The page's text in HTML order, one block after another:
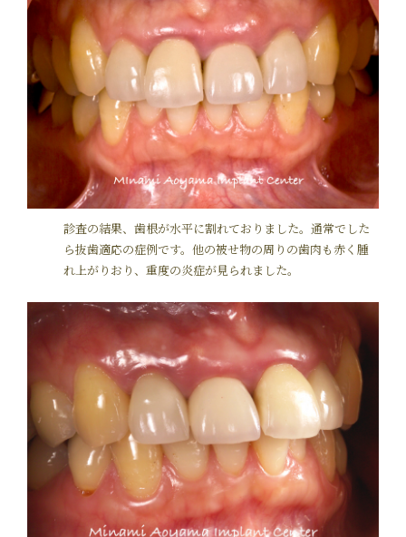
診査の結果、歯根が水平に割れておりました。通常でした
ら抜歯適応の症例です。他の被せ物の周りの歯肉も赤く腫
れ上がりおり、重度の炎症が見られました。